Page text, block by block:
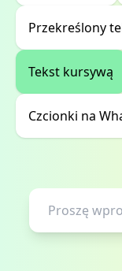
Przekreślony
Tekst kursywą
Czcionki na